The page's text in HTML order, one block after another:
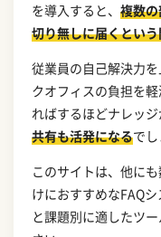
を導入すると、 複数
切り無しに届くとい
従業員の自己解決力
クオフィスの負担を
ればするほどナレッジ
共有も活発になるでし
このサイトは、他に
けにおすすめなFAQ
と課題別に適したツ